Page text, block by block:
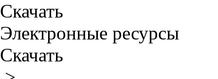
Скачать
Электронные ресурсы
Скачать